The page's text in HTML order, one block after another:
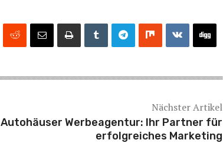
Nächster Artikel
Autohäuser Werbeagentur: Ihr Partner für
erfolgreiches Marketing